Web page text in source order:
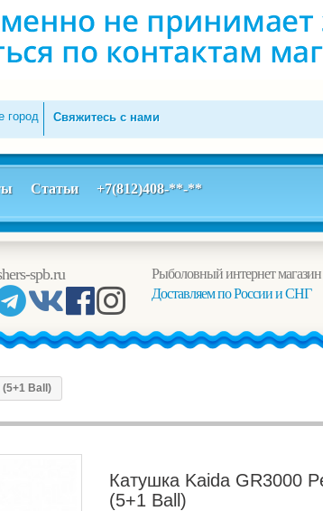
Свяжитесь с нами
город
Статьи +7(812)408-**-**
Рыболовный интернет магазин
Доставляем по России и СНГ
spb.ru
Ball)
Катушка Kaida GR3000
(5+1 Ball)